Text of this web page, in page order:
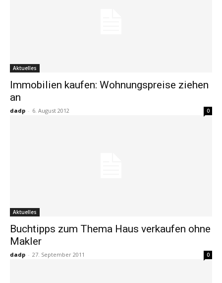
Aktuelles
Immobilien kaufen: Wohnungspreise ziehen
an
dadp - 6. August 2012 0
Aktuelles
Buchtipps zum Thema Haus verkaufen ohne
Makler
dadp - 27. September 2011 0